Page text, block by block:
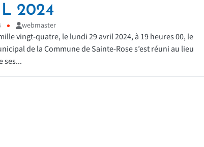
2024
webmaster
vingt-quatre, le lundi 29 avril 2024, à 19 heures 00, le
de la Commune de Sainte-Rose s’est réuni au lieu
ses...